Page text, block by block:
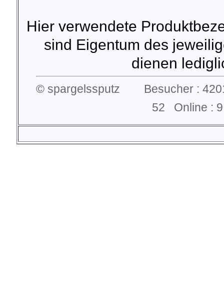
Hier verwendete
sind Eigentum des
dienen
© spargelssputz Besucher :
52 Online